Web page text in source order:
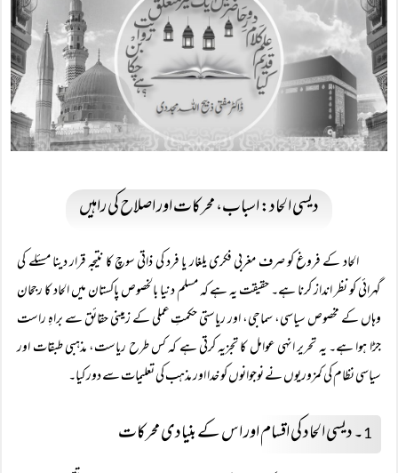
دیسی الحاد: اسباب، محرکات اور اصلاح کی راہیں
الحاد کے فروغ کو صرف مغربی فکری یلغار یا فرد کی ذاتی سوچ کا نتیجہ قرار دینا مسئلے کی
گہرائی کو نظر انداز کرنا ہے۔ حقیقت یہ ہے کہ مسلم دنیا بالخصوص پاکستان میں الحاد کا رجحان
وہاں کے مخصوص سیاسی، سماجی، اور ریاستی حکمتِ عملی کے زمینی حقائق سے براہِ راست
جڑا ہوا ہے۔ یہ تحریر انہی عوامل کا تجزیہ کرتی ہے کہ کس طرح ریاست، مذہبی طبقات اور
سیاسی نظام کی کمزوریوں نے نوجوانوں کو خدا اور مذہب کی تعلیمات سے دور کیا۔
1۔ دیسی الحاد کی اقسام اور اس کے بنیادی محرکات